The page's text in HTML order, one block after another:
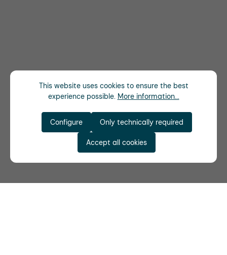
This website uses cookies to ensure the best
experience possible. More information...
Only technically required
Configure
Accept all cookies